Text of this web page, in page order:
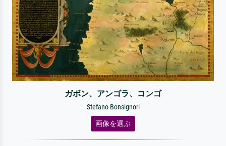
ガボン、アンゴラ、コンゴ
Stefano Bonsignori
画像を選ぶ